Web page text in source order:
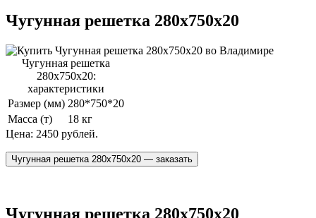
Чугунная решетка 280х750х20
Чугунная решетка
280х750х20:
характеристики
Размер (мм) 280*750*20
Масса (т)
18 кг
Цена: 2450 рублей.
Чугунная решетка 280х750х20 — заказать
Чугунная решетка 280х750х20